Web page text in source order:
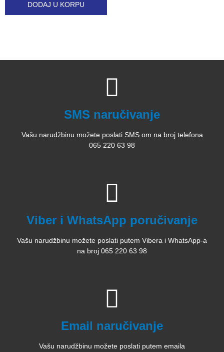
DODAJ U KORPU
SMS naručivanje
Vašu narudžbinu možete poslati SMS om na broj telefona
065 220 63 98
Viber i WhatsApp poručivanje
Vašu narudžbinu možete poslati putem Vibera i WhatsApp-a
na broj 065 220 63 98
Email naručivanje
Vašu narudžbinu možete poslati putem emaila